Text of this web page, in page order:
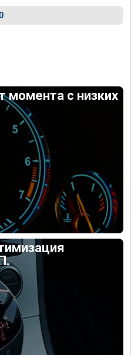
момента с низких